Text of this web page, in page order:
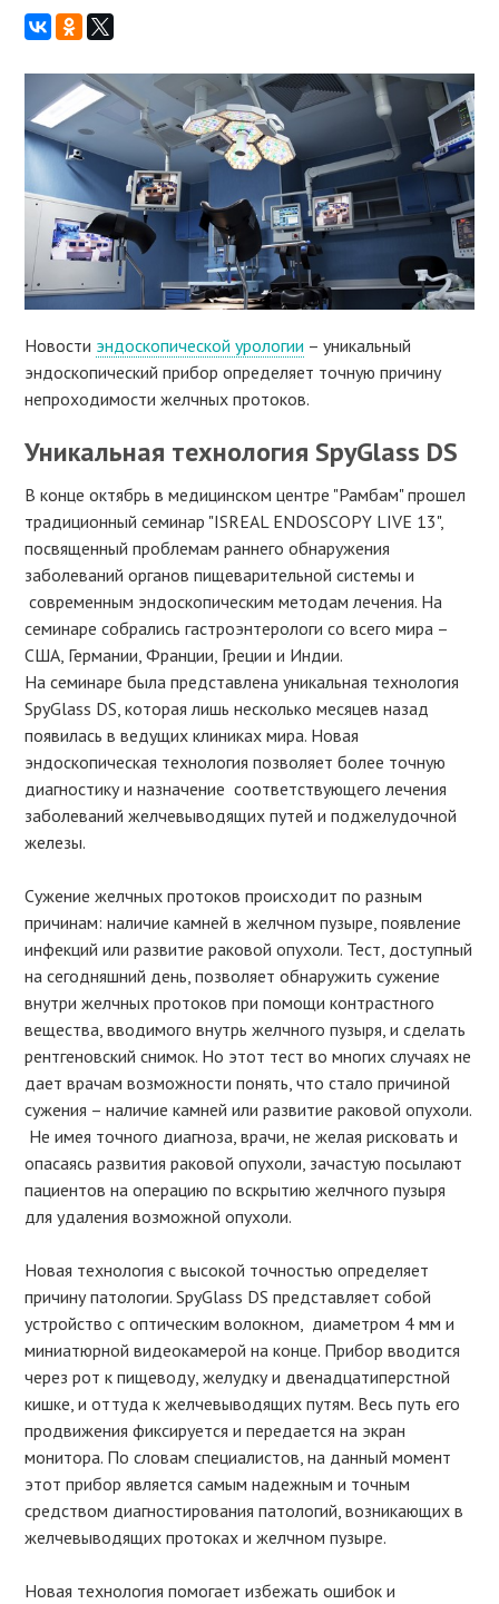
Новости эндоскопической урологии – уникальный
эндоскопический прибор определяет точную причину
непроходимости желчных протоков.
Уникальная технология SpyGlass DS
В конце октябрь в медицинском центре "Рамбам" прошел
традиционный семинар "ISREAL ENDOSCOPY LIVE 13",
посвященный проблемам раннего обнаружения
заболеваний органов пищеварительной системы и
современным эндоскопическим методам лечения. На
семинаре собрались гастроэнтерологи со всего мира –
США, Германии, Франции, Греции и Индии.
На семинаре была представлена уникальная технология
SpyGlass DS, которая лишь несколько месяцев назад
появилась в ведущих клиниках мира. Новая
эндоскопическая технология позволяет более точную
диагностику и назначение соответствующего лечения
заболеваний желчевыводящих путей и поджелудочной
железы.
Сужение желчных протоков происходит по разным
причинам: наличие камней в желчном пузыре, появление
инфекций или развитие раковой опухоли. Тест, доступный
на сегодняшний день, позволяет обнаружить сужение
внутри желчных протоков при помощи контрастного
вещества, вводимого внутрь желчного пузыря, и сделать
рентгеновский снимок. Но этот тест во многих случаях не
дает врачам возможности понять, что стало причиной
сужения – наличие камней или развитие раковой опухоли.
Не имея точного диагноза, врачи, не желая рисковать и
опасаясь развития раковой опухоли, зачастую посылают
пациентов на операцию по вскрытию желчного пузыря
для удаления возможной опухоли.
Новая технология с высокой точностью определяет
причину патологии. SpyGlass DS представляет собой
устройство с оптическим волокном, диаметром 4 мм и
миниатюрной видеокамерой на конце. Прибор вводится
через рот к пищеводу, желудку и двенадцатиперстной
кишке, и оттуда к желчевыводящих путям. Весь путь его
продвижения фиксируется и передается на экран
монитора. По словам специалистов, на данный момент
этот прибор является самым надежным и точным
средством диагностирования патологий, возникающих в
желчевыводящих протоках и желчном пузыре.
Новая технология помогает избежать ошибок и